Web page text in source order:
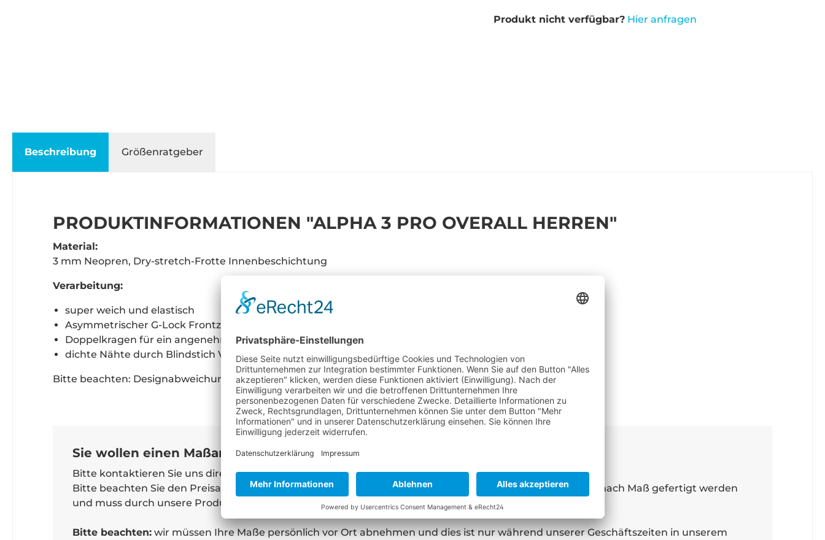
Produkt nicht verfügbar? Hier anfragen
Beschreibung Größenratgeber
PRODUKTINFORMATIONEN "ALPHA 3 PRO OVERALL HERREN"
Material:
3 mm Neopren, Dry-stretch-Frotte Innenbeschichtung
Verarbeitung:
super weich und elastisch
Asymmetrischer G-Lock Frontzipp: 93,75% wasserdicht und leichter Einstieg
Doppelkragen für ein angenehmes Tragegefühl
dichte Nähte durch Blindstich Verarbeitung
Bitte beachten: Designabweichung bei Maßanfertigung möglich
Sie wollen einen Maßanzug anfertigen lassen?
Bitte kontaktieren Sie uns direkt per E-Mail untersales@camaro.atoder telefonisch unter +43 62324201 12
Bitte beachten Sie den Preisaufschlag von 100% für unsere Maßanzüge. Nicht alle Anzugmodelle können nach Maß gefertigt werden
und muss durch unsere Produktionsabteilung bestätigt werden.
Bitte beachten: wir müssen Ihre Maße persönlich vor Ort abnehmen und dies ist nur während unserer Geschäftszeiten in unserem